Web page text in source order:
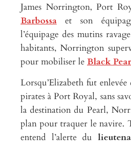
James Norrington, Port
Barbossa et son
l’équipage des mutins
habitants, Norrington
pour mobiliser le Black
Lorsqu’Elizabeth fut enlevée
pirates à Port Royal, sans
la destination du Pearl,
plan pour traquer le navire.
entend l’alerte du